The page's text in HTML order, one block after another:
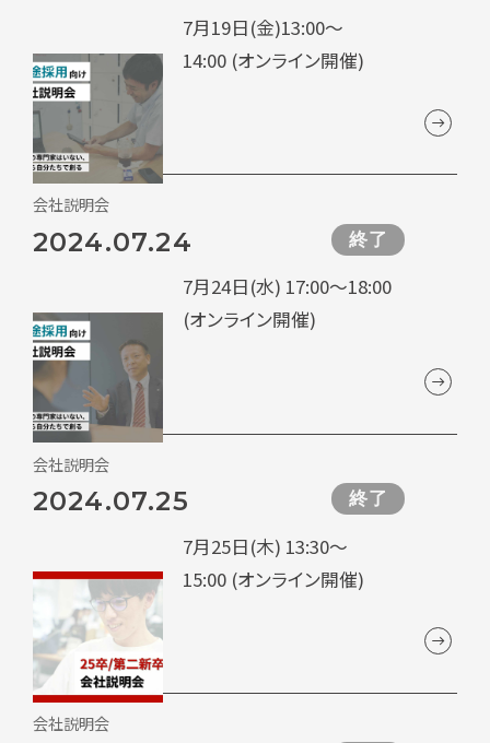
7月19日(金)13:00～
14:00 (オンライン開催)
2024.07.24 終了
7月24日(水) 17:00～18:00
(オンライン開催)
会社説明会
2024.07.25 終了
7月25日(木) 13:30～
15:00 (オンライン開催)
会社説明会
会社説明会